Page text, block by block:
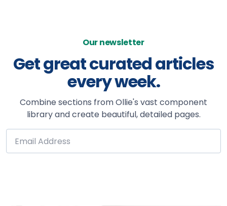
Our newsletter
Get great curated articles
every week.
Combine sections from Ollie's vast component
library and create beautiful, detailed pages.